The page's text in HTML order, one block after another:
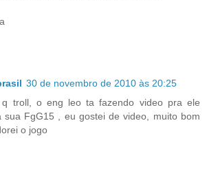
30 de novembro de 2010 às 20:25
q troll, o eng leo ta fazendo video pra ele
sua FgG15 , eu gostei de video, muito bom
o jogo